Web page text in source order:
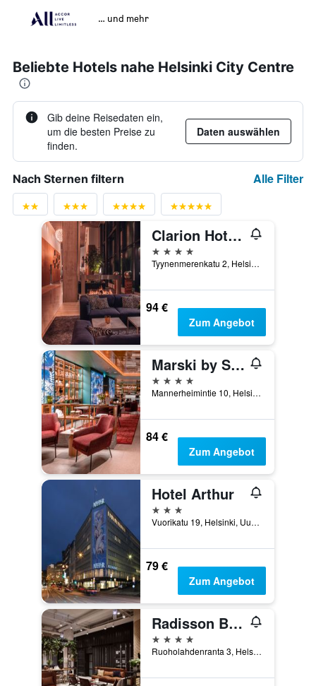
… und mehr
Beliebte Hotels nahe Helsinki City Centre
Gib deine Reisedaten ein,
um die besten Preise zu
finden.
Daten auswählen
Nach Sternen filtern Alle Filter
Clarion Hotel Helsinki
4 Sterne
Tyynenmerenkatu 2, Helsinki, Uusimaa, Finnland
94 €
Zum Angebot
Marski by Scandic
4 Sterne
Mannerheimintie 10, Helsinki, Uusimaa, Finnland
84 €
Zum Angebot
Hotel Arthur
3 Sterne
Vuorikatu 19, Helsinki, Uusimaa, Finnland
79 €
Zum Angebot
Radisson Blu Seaside Hotel, Helsinki
4 Sterne
Ruoholahdenranta 3, Helsinki, Uusimaa, Finnland